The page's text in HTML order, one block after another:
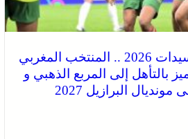
كأس أمم إفريقيا للسيدات 2026 .. المنتخب المغربي
بالتأهل إلى المربع الذهبي و
البرازيل 2027